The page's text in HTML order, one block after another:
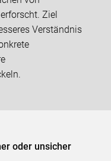
Ziel
Verständnis
oder unsicher